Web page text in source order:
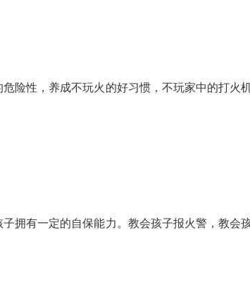
险性，养成不玩火的好习惯，不玩家中的打火
拥有一定的自保能力。教会孩子报火警，教会